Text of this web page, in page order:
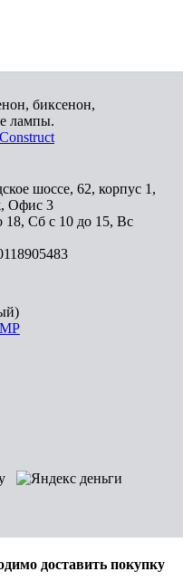
биксенон,
лампы.
шоссе, 62, корпус 1,
Офис 3
Сб с 10 до 15, Вс
доставить покупку